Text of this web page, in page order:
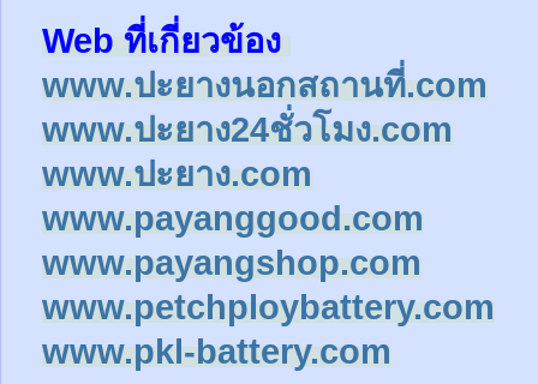
Web ที่เกี่ยวข้อง
www.ปะยางนอกสถานที่.com
www.ปะยาง24ชั่วโมง.com
www.ปะยาง.com
www.payanggood.com
www.payangshop.com
www.petchploybattery.com
www.pkl-battery.com